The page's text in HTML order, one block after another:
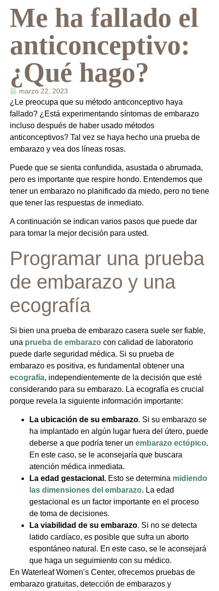
Me ha fallado el
anticonceptivo:
¿Qué hago?
marzo 22, 2023
¿Le preocupa que su método anticonceptivo haya
fallado? ¿Está experimentando síntomas de embarazo
incluso después de haber usado métodos
anticonceptivos? Tal vez se haya hecho una prueba de
embarazo y vea dos líneas rosas.
Puede que se sienta confundida, asustada o abrumada,
pero es importante que respire hondo. Entendemos que
tener un embarazo no planificado da miedo, pero no tiene
que tener las respuestas de inmediato.
A continuación se indican varios pasos que puede dar
para tomar la mejor decisión para usted.
Programar una prueba
de embarazo y una
ecografía
Si bien una prueba de embarazo casera suele ser fiable,
una prueba de embarazo con calidad de laboratorio
puede darle seguridad médica. Si su prueba de
embarazo es positiva, es fundamental obtener una
ecografía, independientemente de la decisión que esté
considerando para su embarazo. La ecografía es crucial
porque revela la siguiente información importante:
La ubicación de su embarazo. Si su embarazo se
ha implantado en algún lugar fuera del útero, puede
deberse a que podría tener un embarazo ectópico.
En este caso, se le aconsejaría que buscara
atención médica inmediata.
La edad gestacional. Esto se determina midiendo
las dimensiones del embarazo. La edad
gestacional es un factor importante en el proceso
de toma de decisiones.
La viabilidad de su embarazo. Si no se detecta
latido cardíaco, es posible que sufra un aborto
espontáneo natural. En este caso, se le aconsejará
que haga un seguimiento con su médico.
En Waterleaf Women’s Center, ofrecemos pruebas de
embarazo gratuitas, detección de embarazos y